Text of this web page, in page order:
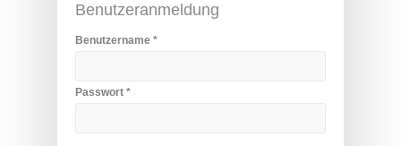
Benutzeranmeldung
Benutzername *
Passwort *